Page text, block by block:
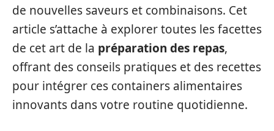
de nouvelles saveurs et combinaisons. Cet
article s’attache à explorer toutes les facettes
de cet art de la préparation des repas,
offrant des conseils pratiques et des recettes
pour intégrer ces containers alimentaires
innovants dans votre routine quotidienne.